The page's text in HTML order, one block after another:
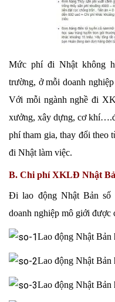
Mức phí đi Nhật không
trường, ở mỗi doanh
Với mỗi ngành nghề đi
xưởng, xây dựng, cơ
phí tham gia, thay đổi theo
đi Nhật làm việc.
B. Chi phí XKLĐ Nhật
Đi lao động Nhật Bản số
doanh nghiệp mô giới được
Lao động Nhật Bản
Lao động Nhật Bản
Lao động Nhật Bản